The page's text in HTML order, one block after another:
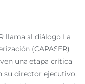
llama al diálogo La
(CAPASER)
una etapa crítica
su director ejecutivo,